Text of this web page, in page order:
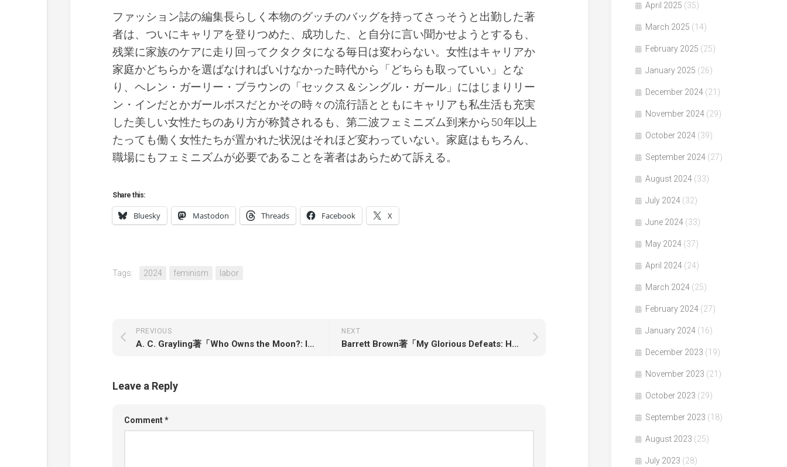
ファッション誌の編集長らしく本物のグッチのバッグを持ってさっそうと出勤した著
者は、ついにキャリアを登りつめた、成功した、と自分に言い聞かせようとするも、
残業に家族のケアに走り回ってクタクタになる毎日は変わらない。女性はキャリアか
家庭かどちらかを選ばなければいけなかった時代から「どちらも取っていい」とな
り、ヘレン・ガーリー・ブラウンの「セックス＆シングル・ガール」にはじまりリー
ン・インだとかガールボスだとかその時々の流行語とともにキャリアも私生活も充実
した美しい女性たちのあり方が称賛されるも、第二波フェミニズム到来から50年以上
たっても働く女性たちが置かれた状況はそれほど変わっていない。家庭はもちろん、
職場にもフェミニズムが必要であることを著者はあらためて訴える。
Share this:
Bluesky Mastodon Threads Facebook X
Tags: 2024 feminism labor
NEXT
Barrett Brown著「My Glorious Defeats: Hacktivist, Narcissist, Anonymous; A Memoir」
PREVIOUS
A. C. Grayling著「Who Owns the Moon?: In Defence of Humanity’s Common Interests in Space」
Leave a Reply
Comment*
April 2025 (35)
March 2025 (14)
February 2025 (25)
January 2025 (26)
December 2024 (21)
November 2024 (29)
October 2024 (39)
September 2024 (27)
August 2024 (33)
July 2024 (32)
June 2024 (33)
May 2024 (37)
April 2024 (24)
March 2024 (25)
February 2024 (27)
January 2024 (16)
December 2023 (19)
November 2023 (21)
October 2023 (29)
September 2023 (18)
August 2023 (25)
July 2023 (28)